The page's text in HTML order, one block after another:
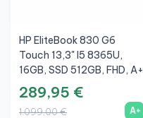
HP EliteBook 830 G6
Touch 13,3" I5 8365U,
16GB, SSD 512GB, FHD, A+
289,95 €
1.099,00 € A+